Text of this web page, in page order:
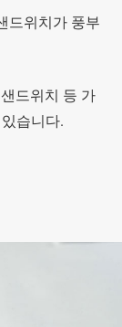
드위치가 풍부
드위치 등 가
습니다.